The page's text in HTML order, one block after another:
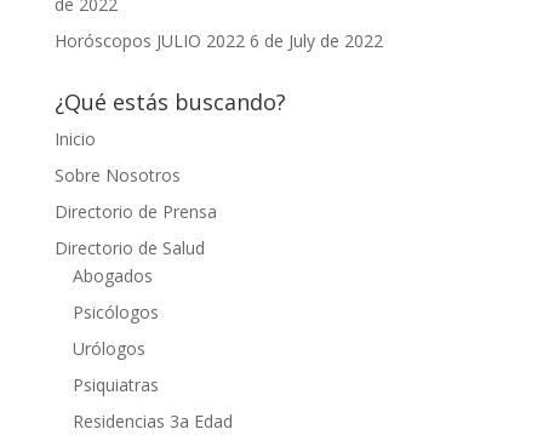
de 2022
Horóscopos JULIO 2022 6 de July de 2022
¿Qué estás buscando?
Inicio
Sobre Nosotros
Directorio de Prensa
Directorio de Salud
Abogados
Psicólogos
Urólogos
Psiquiatras
Residencias 3a Edad